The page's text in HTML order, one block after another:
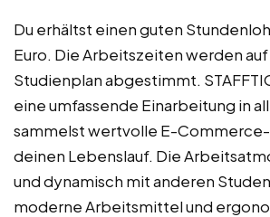
Du erhältst einen guten
Euro. Die Arbeitszeiten werden
Studienplan abgestimmt.
eine umfassende Einarbeitung in
sammelst wertvolle E-
deinen Lebenslauf. Die
und dynamisch mit anderen
moderne Arbeitsmittel und